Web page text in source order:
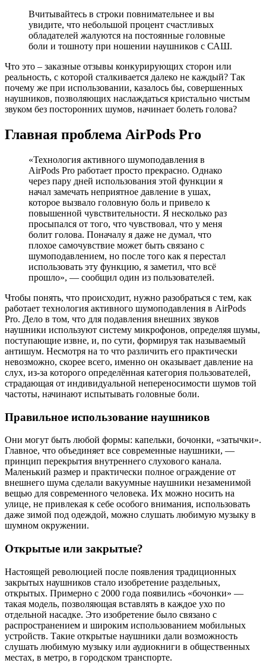
Вчитывайтесь в строки повнимательнее и вы
увидите, что небольшой процент счастливых
обладателей жалуются на постоянные головные
боли и тошноту при ношении наушников с САШ.
Что это – заказные отзывы конкурирующих сторон или
реальность, с которой сталкивается далеко не каждый? Так
почему же при использовании, казалось бы, совершенных
наушников, позволяющих наслаждаться кристально чистым
звуком без посторонних шумов, начинает болеть голова?
Главная проблема AirPods Pro
«Технология активного шумоподавления в
AirPods Pro работает просто прекрасно. Однако
через пару дней использования этой функции я
начал замечать неприятное давление в ушах,
которое вызвало головную боль и привело к
повышенной чувствительности. Я несколько раз
просыпался от того, что чувствовал, что у меня
болит голова. Поначалу я даже не думал, что
плохое самочувствие может быть связано с
шумоподавлением, но после того как я перестал
использовать эту функцию, я заметил, что всё
прошло», — сообщил один из пользователей.
Чтобы понять, что происходит, нужно разобраться с тем, как
работает технология активного шумоподавления в AirPods
Pro. Дело в том, что для подавления внешних звуков
наушники используют систему микрофонов, определяя шумы,
поступающие извне, и, по сути, формируя так называемый
антишум. Несмотря на то что различить его практически
невозможно, скорее всего, именно он оказывает давление на
слух, из-за которого определённая категория пользователей,
страдающая от индивидуальной непереносимости шумов той
частоты, начинают испытывать головные боли.
Правильное использование наушников
Они могут быть любой формы: капельки, бочонки, «затычки».
Главное, что объединяет все современные наушники, —
принцип перекрытия внутреннего слухового канала.
Маленький размер и практически полное ограждение от
внешнего шума сделали вакуумные наушники незаменимой
вещью для современного человека. Их можно носить на
улице, не привлекая к себе особого внимания, использовать
даже зимой под одеждой, можно слушать любимую музыку в
шумном окружении.
Открытые или закрытые?
Настоящей революцией после появления традиционных
закрытых наушников стало изобретение раздельных,
открытых. Примерно с 2000 года появились «бочонки» —
такая модель, позволяющая вставлять в каждое ухо по
отдельной насадке. Это изобретение было связано с
распространением и широким использованием мобильных
устройств. Такие открытые наушники дали возможность
слушать любимую музыку или аудиокниги в общественных
местах, в метро, в городском транспорте.